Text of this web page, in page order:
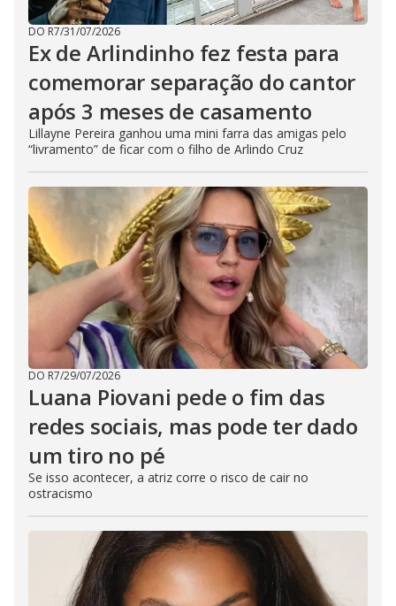
DO R7/31/07/2026
Ex de Arlindinho fez festa para
comemorar separação do cantor
após 3 meses de casamento
Lillayne Pereira ganhou uma mini farra das amigas pelo
“livramento” de ficar com o filho de Arlindo Cruz
DO R7/29/07/2026
Luana Piovani pede o fim das
redes sociais, mas pode ter dado
um tiro no pé
Se isso acontecer, a atriz corre o risco de cair no
ostracismo